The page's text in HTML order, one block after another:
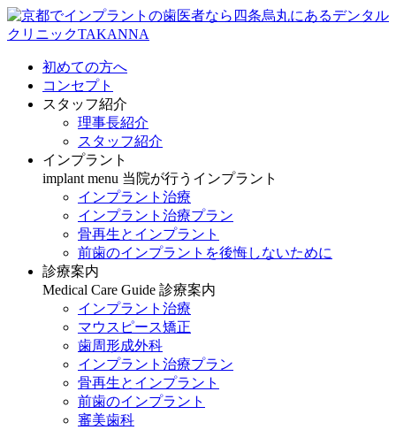
初めての方へ
コンセプト
スタッフ紹介
理事長紹介
スタッフ紹介
インプラント
implant menu 当院が行うインプラント
インプラント治療
インプラント治療プラン
骨再生とインプラント
前歯のインプラントを後悔しないために
診療案内
Medical Care Guide 診療案内
インプラント治療
マウスピース矯正
歯周形成外科
インプラント治療プラン
骨再生とインプラント
前歯のインプラント
審美歯科